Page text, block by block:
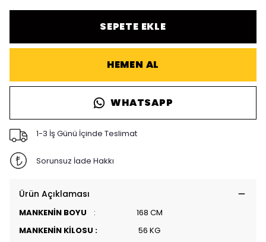
SEPETE EKLE
HEMEN AL
WHATSAPP
1-3 İş Günü İçinde Teslimat
Sorunsuz İade Hakkı
Ürün Açıklaması
MANKENİN BOYU : 168 CM
MANKENİN KİLOSU : 56 KG